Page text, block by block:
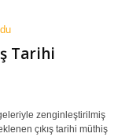
Tarihi
zenginleştirilmiş
çıkış tarihi müthiş